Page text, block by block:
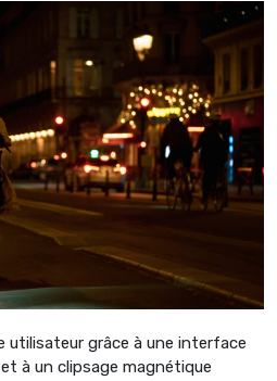
utilisateur grâce à une interface
à un clipsage magnétique